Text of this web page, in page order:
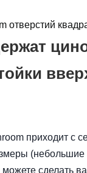
отверстий
приходит с
сделать